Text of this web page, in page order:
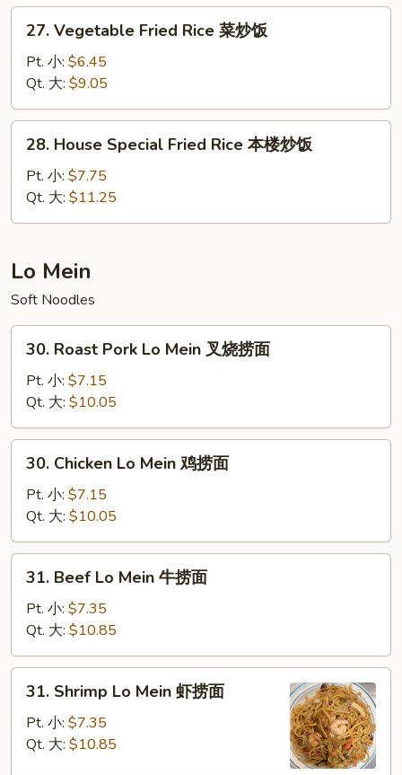
炒
Vegetable
Fried
Rice
菜
炒
27. Vegetable Fried Rice 菜炒饭
Pt. 小: $6.45
Qt. 大: $9.05
House
Special
Fried
Rice
楼
炒
饭
28. House Special Fried Rice 本楼炒饭
Pt. 小: $7.75
Qt. 大: $11.25
Lo Mein
Soft Noodles
Roast
Pork
Lo
Mein
叉
30. Roast Pork Lo Mein 叉烧捞面
Pt. 小: $7.15
Qt. 大: $10.05
Chicken
Mein
鸡
捞
30. Chicken Lo Mein 鸡捞面
Pt. 小: $7.15
Qt. 大: $10.05
Beef
Mein
牛
捞
31. Beef Lo Mein 牛捞面
Pt. 小: $7.35
Qt. 大: $10.85
Shrimp
Mein
31. Shrimp Lo Mein 虾捞面
Pt. 小: $7.35
Qt. 大: $10.85